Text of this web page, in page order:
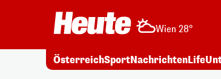
Wien 28°
ÖsterreichSportNachrichtenLife